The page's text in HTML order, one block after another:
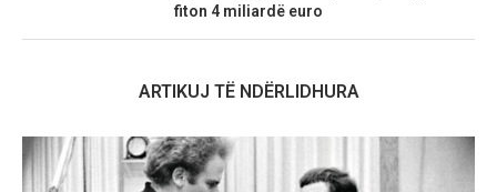
fiton 4 miliardë euro
ARTIKUJ TË NDËRLIDHURA